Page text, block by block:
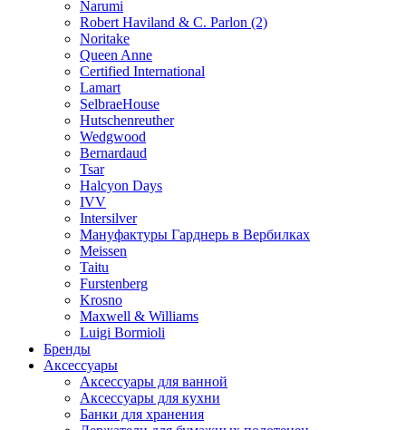
Narumi
Robert Haviland & C. Parlon (2)
Noritakе
Queen Anne
Certified International
Lamart
SelbraeHouse
Hutschenreuther
Wedgwood
Bernardaud
Tsar
Halcyon Days
IVV
Intersilver
Мануфактуры Гарднерь в Вербилках
Meissen
Taitu
Furstenberg
Krosno
Maxwell & Williams
Luigi Bormioli
Бренды
Аксессуары
Аксессуары для ванной
Аксессуары для кухни
Банки для хранения